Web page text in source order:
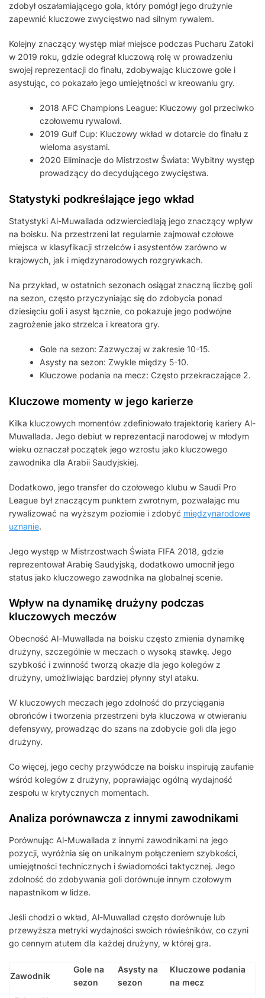
zdobył oszałamiającego gola, który pomógł jego drużynie
zapewnić kluczowe zwycięstwo nad silnym rywalem.
Kolejny znaczący występ miał miejsce podczas Pucharu Zatoki
w 2019 roku, gdzie odegrał kluczową rolę w prowadzeniu
swojej reprezentacji do finału, zdobywając kluczowe gole i
asystując, co pokazało jego umiejętności w kreowaniu gry.
2018 AFC Champions League: Kluczowy gol przeciwko
czołowemu rywalowi.
2019 Gulf Cup: Kluczowy wkład w dotarcie do finału z
wieloma asystami.
2020 Eliminacje do Mistrzostw Świata: Wybitny występ
prowadzący do decydującego zwycięstwa.
Statystyki podkreślające jego wkład
Statystyki Al-Muwallada odzwierciedlają jego znaczący wpływ
na boisku. Na przestrzeni lat regularnie zajmował czołowe
miejsca w klasyfikacji strzelców i asystentów zarówno w
krajowych, jak i międzynarodowych rozgrywkach.
Na przykład, w ostatnich sezonach osiągał znaczną liczbę goli
na sezon, często przyczyniając się do zdobycia ponad
dziesięciu goli i asyst łącznie, co pokazuje jego podwójne
zagrożenie jako strzelca i kreatora gry.
Gole na sezon: Zazwyczaj w zakresie 10-15.
Asysty na sezon: Zwykle między 5-10.
Kluczowe podania na mecz: Często przekraczające 2.
Kluczowe momenty w jego karierze
Kilka kluczowych momentów zdefiniowało trajektorię kariery Al-
Muwallada. Jego debiut w reprezentacji narodowej w młodym
wieku oznaczał początek jego wzrostu jako kluczowego
zawodnika dla Arabii Saudyjskiej.
Dodatkowo, jego transfer do czołowego klubu w Saudi Pro
League był znaczącym punktem zwrotnym, pozwalając mu
rywalizować na wyższym poziomie i zdobyć międzynarodowe
uznanie.
Jego występ w Mistrzostwach Świata FIFA 2018, gdzie
reprezentował Arabię Saudyjską, dodatkowo umocnił jego
status jako kluczowego zawodnika na globalnej scenie.
Wpływ na dynamikę drużyny podczas
kluczowych meczów
Obecność Al-Muwallada na boisku często zmienia dynamikę
drużyny, szczególnie w meczach o wysoką stawkę. Jego
szybkość i zwinność tworzą okazje dla jego kolegów z
drużyny, umożliwiając bardziej płynny styl ataku.
W kluczowych meczach jego zdolność do przyciągania
obrońców i tworzenia przestrzeni była kluczowa w otwieraniu
defensywy, prowadząc do szans na zdobycie goli dla jego
drużyny.
Co więcej, jego cechy przywódcze na boisku inspirują zaufanie
wśród kolegów z drużyny, poprawiając ogólną wydajność
zespołu w krytycznych momentach.
Analiza porównawcza z innymi zawodnikami
Porównując Al-Muwallada z innymi zawodnikami na jego
pozycji, wyróżnia się on unikalnym połączeniem szybkości,
umiejętności technicznych i świadomości taktycznej. Jego
zdolność do zdobywania goli dorównuje innym czołowym
napastnikom w lidze.
Jeśli chodzi o wkład, Al-Muwallad często dorównuje lub
przewyższa metryki wydajności swoich rówieśników, co czyni
go cennym atutem dla każdej drużyny, w której gra.
Zawodnik
Gole na
sezon
Asysty na
sezon
Kluczowe podania
na mecz